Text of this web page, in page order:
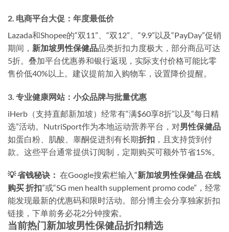
2. 电商平台大促：年度最低价
Lazada和Shopee的“双11”、“双12”、“9.9”以及“PayDay”促销
期间， 新加坡男性保健品品类折扣力度极大，部分商品可达
5折。叠加平台优惠券和银行返现，实际支付价格可能比零
售价低40%以上。建议提前加入购物车，设置降价提醒。
3. 专业健康网站：小众品牌与批量优惠
iHerb（支持直邮新加坡）经常有“满$60享8折”以及“每日精
选”活动。NutriSport作为本地运动营养平台，对男性保健品
如蛋白粉、肌酸、睾酮促进剂有长期折扣 ，且支持货到付
款。这些平台通常提供订阅制，定期购买可额外节省15%。
💡 省钱秘诀： 在Google搜索栏输入“新加坡男性保健品 在线
购买 折扣”或“SG men health supplement promo code”，经常
能发现最新的优惠码和限时活动。部分博主会分享独家折扣
链接，下单前务必花2分钟搜索。
当前热门新加坡男性保健品折扣精选